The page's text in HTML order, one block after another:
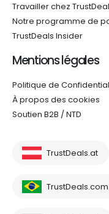
Travailler chez
Notre programme de
TrustDeals Insider
Mentions légales
Politique de
À propos des cookies
Soutien B2B / NTD
TrustDeals.at